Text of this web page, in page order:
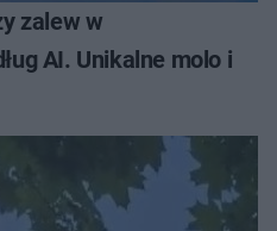
zalew w
AI. Unikalne molo i